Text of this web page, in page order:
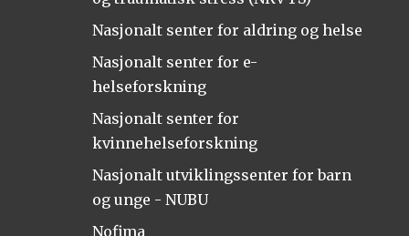
Nasjonalt senter for aldring og helse
Nasjonalt senter for e-
helseforskning
Nasjonalt senter for
kvinnehelseforskning
Nasjonalt utviklingssenter for barn
og unge - NUBU
Nofima